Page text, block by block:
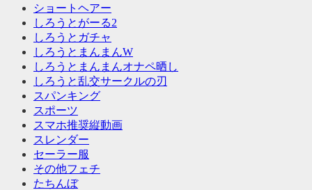
ショートヘアー
しろうとがーる2
しろうとガチャ
しろうとまんまんW
しろうとまんまんオナペ晒し
しろうと乱交サークルの刃
スパンキング
スポーツ
スマホ推奨縦動画
スレンダー
セーラー服
その他フェチ
たちんぼ